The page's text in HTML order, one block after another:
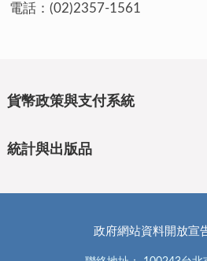
話：(02)2357-1561
貨幣政策與支付系統
統計與出版品
政府網站資料開放宣